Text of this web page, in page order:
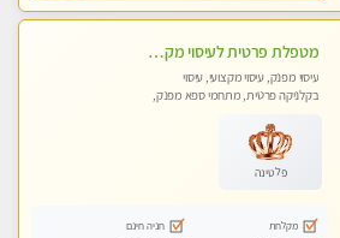
מטפלת פרטית לעיסוי מקצועי מפנק פרטי מאוד ללא מין !!!
עיסוי מפנק, עיסוי מקצועי, עיסוי
בקלניקה פרטית, מתחמי ספא מפנק,
פלטינה
מקלחת
חניה חינם